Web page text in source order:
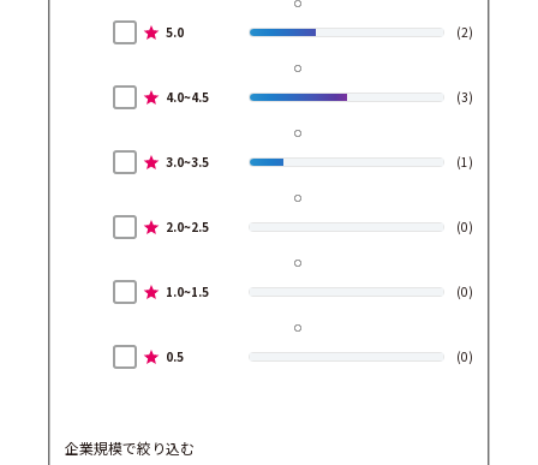
5.0 (2)
4.0~4.5 (3)
3.0~3.5 (1)
2.0~2.5 (0)
1.0~1.5 (0)
0.5 (0)
企業規模で絞り込む